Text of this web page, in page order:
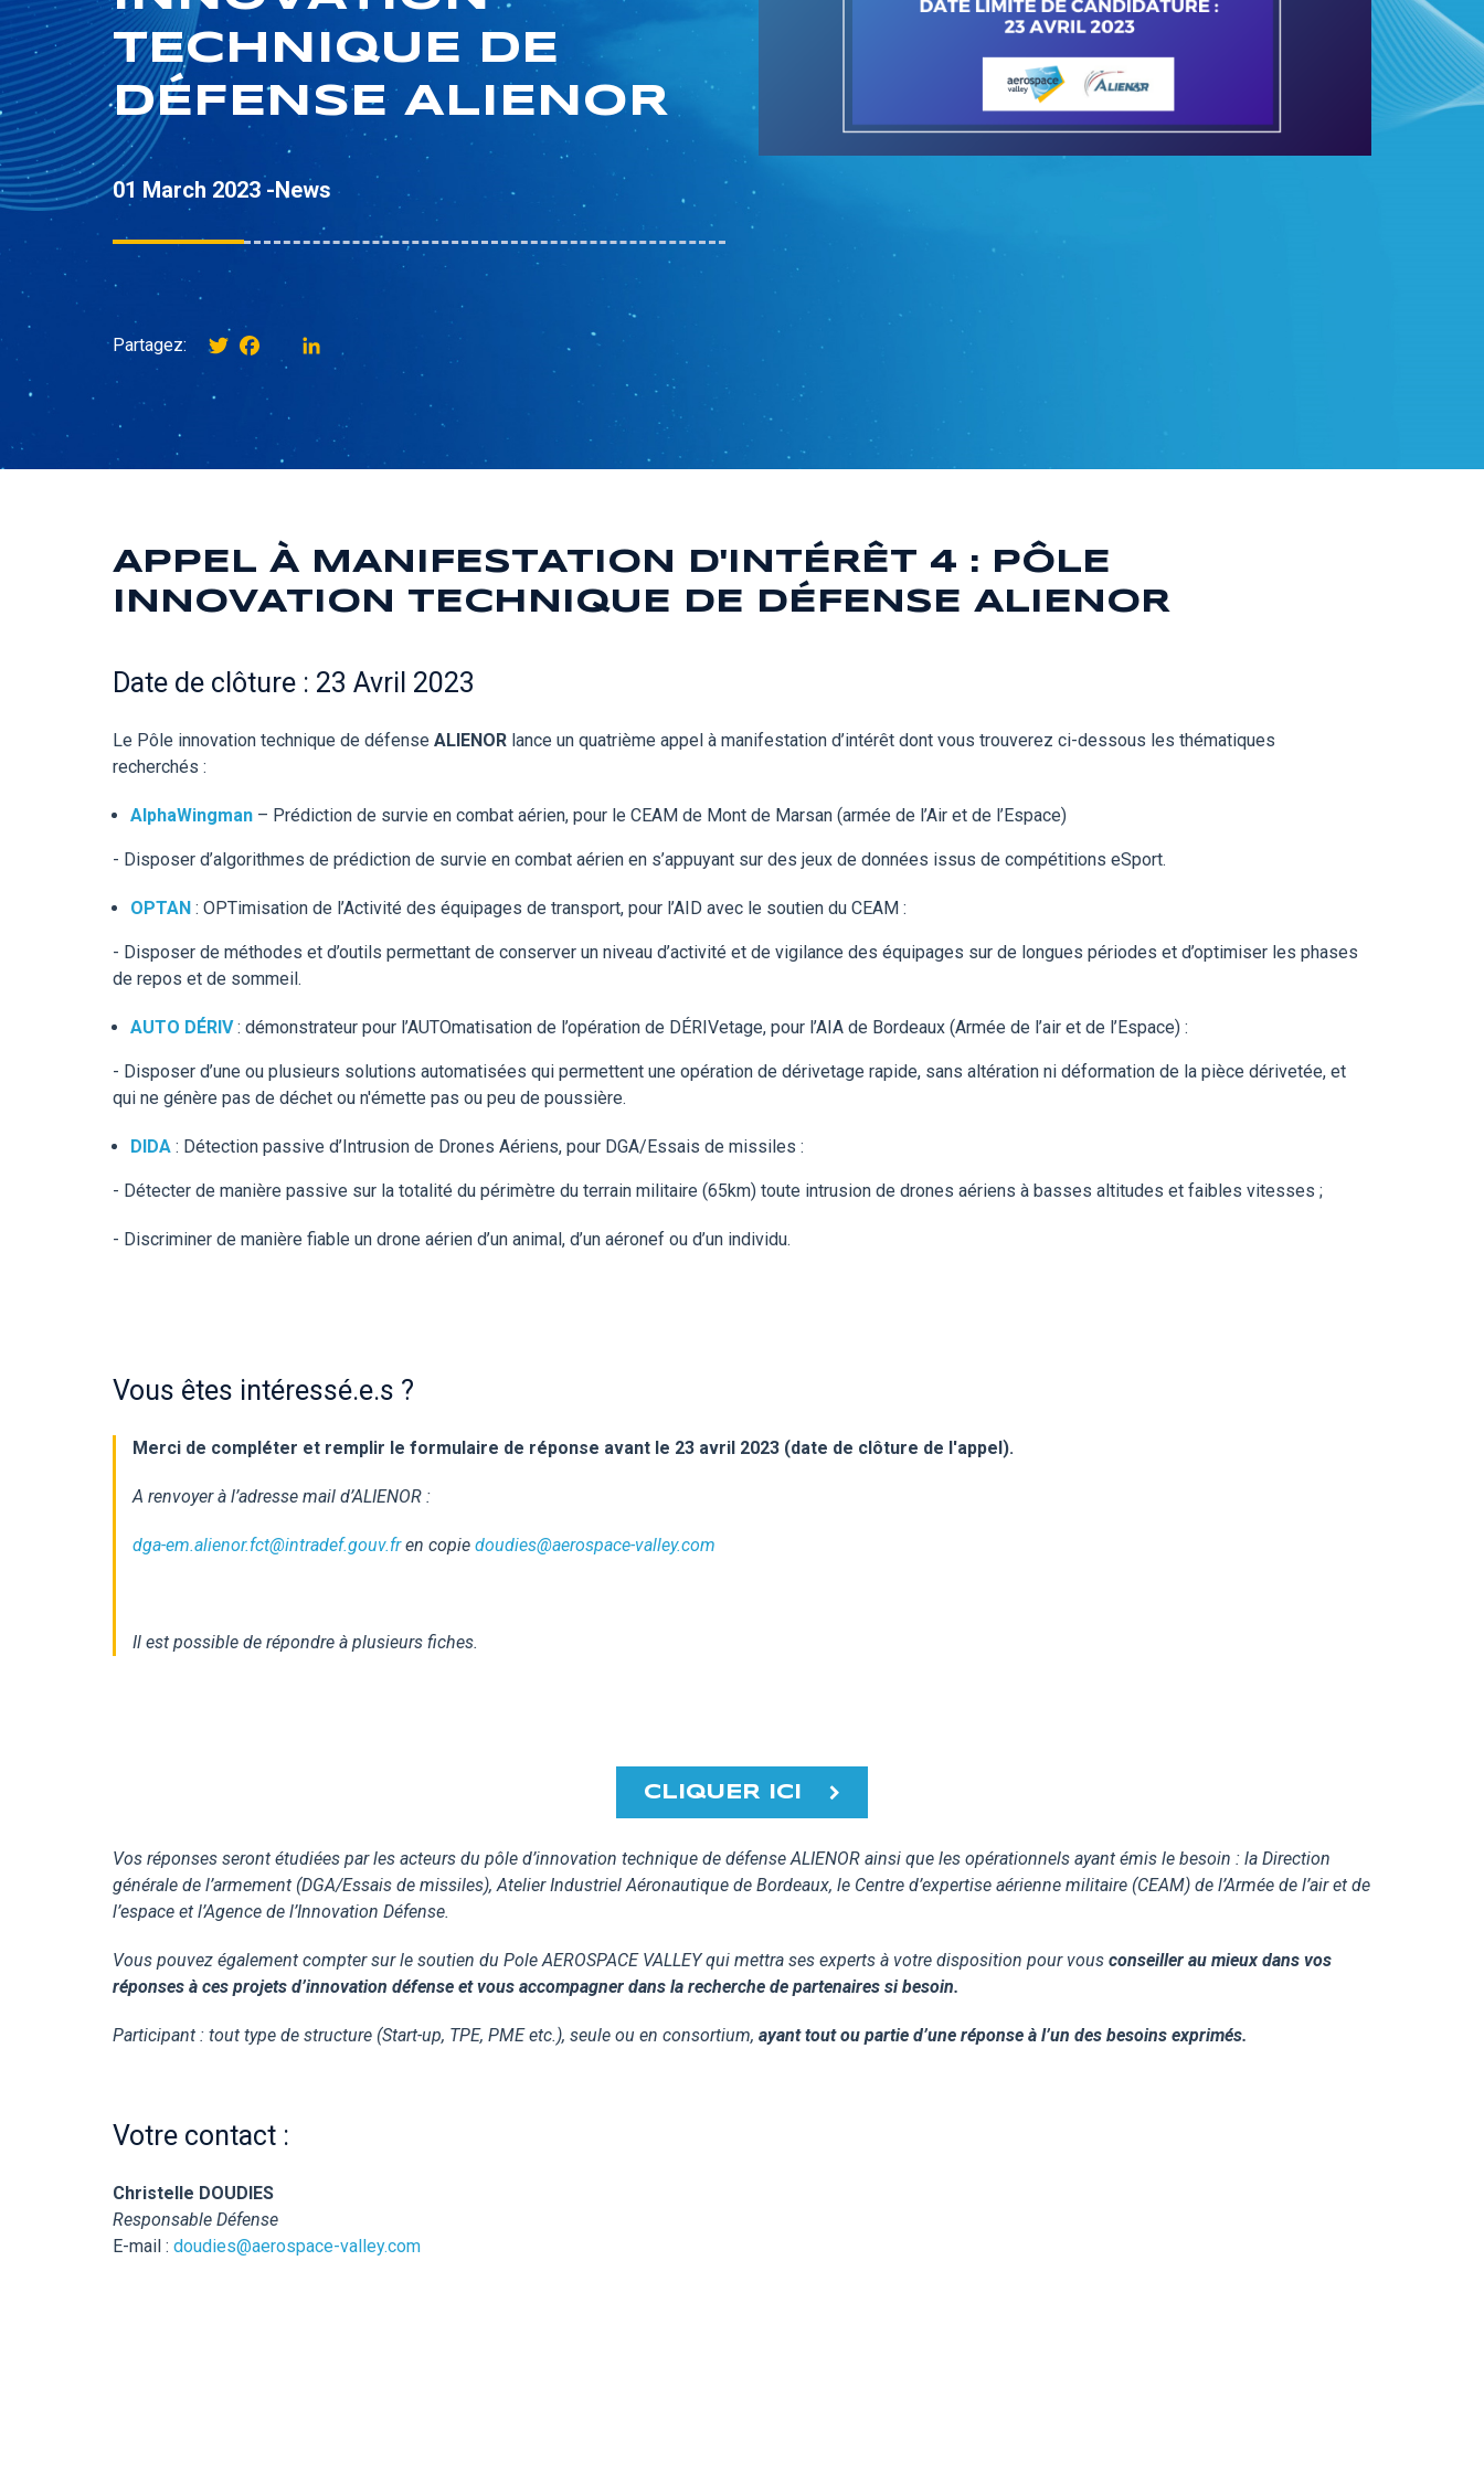
TECHNIQUE DE
DÉFENSE ALIENOR
01 March 2023 -News
Partagez: TwitterFacebookinstagram
APPEL À MANIFESTATION D'INTÉRÊT 4 : PÔLE
INNOVATION TECHNIQUE DE DÉFENSE ALIENOR
Date de clôture : 23 Avril 2023
Le Pôle innovation technique de défense ALIENOR lance un quatrième appel à manifestation d’intérêt dont vous trouverez ci-dessous les thématiques
recherchés :
AlphaWingman – Prédiction de survie en combat aérien, pour le CEAM de Mont de Marsan (armée de l’Air et de l’Espace)
- Disposer d’algorithmes de prédiction de survie en combat aérien en s’appuyant sur des jeux de données issus de compétitions eSport.
OPTAN : OPTimisation de l’Activité des équipages de transport, pour l’AID avec le soutien du CEAM :
- Disposer de méthodes et d’outils permettant de conserver un niveau d’activité et de vigilance des équipages sur de longues périodes et d’optimiser les phases
de repos et de sommeil.
AUTO DÉRIV: démonstrateur pour l’AUTOmatisation de l’opération de DÉRIVetage, pour l’AIA de Bordeaux (Armée de l’air et de l’Espace) :
- Disposer d’une ou plusieurs solutions automatisées qui permettent une opération de dérivetage rapide, sans altération ni déformation de la pièce dérivetée, et
qui ne génère pas de déchet ou n'émette pas ou peu de poussière.
DIDA : Détection passive d’Intrusion de Drones Aériens, pour DGA/Essais de missiles :
- Détecter de manière passive sur la totalité du périmètre du terrain militaire (65km) toute intrusion de drones aériens à basses altitudes et faibles vitesses ;
- Discriminer de manière fiable un drone aérien d’un animal, d’un aéronef ou d’un individu.
Vous êtes intéressé.e.s ?
Merci de compléter et remplir le formulaire de réponse avant le 23 avril 2023 (date de clôture de l'appel).
A renvoyer à l’adresse mail d’ALIENOR :
dga-em.alienor.fct@intradef.gouv.fren copie doudies@aerospace-valley.com
Il est possible de répondre à plusieurs fiches.
CLIQUER ICI
Vos réponses seront étudiées par les acteurs du pôle d’innovation technique de défense ALIENOR ainsi que les opérationnels ayant émis le besoin : la Direction
générale de l’armement (DGA/Essais de missiles), Atelier Industriel Aéronautique de Bordeaux, le Centre d’expertise aérienne militaire (CEAM) de l’Armée de l’air et de
l’espace et l’Agence de l’Innovation Défense.
Vous pouvez également compter sur le soutien du Pole AEROSPACE VALLEY qui mettra ses experts à votre disposition pour vous conseiller au mieux dans vos
réponses à ces projets d’innovation défense et vous accompagner dans la recherche de partenaires si besoin.
Participant : tout type de structure (Start-up, TPE, PME etc.), seule ou en consortium, ayant tout ou partie d’une réponse à l’un des besoins exprimés.
Votre contact :
Christelle DOUDIES
Responsable Défense
E-mail : doudies@aerospace-valley.com